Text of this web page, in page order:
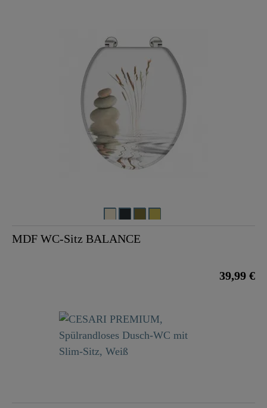
MDF WC-Sitz BALANCE
39,99 €